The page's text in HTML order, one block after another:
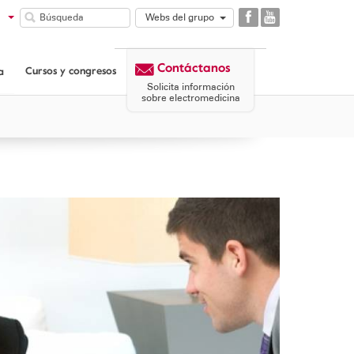
Webs del grupo
COMUNIDAD
GAES
CORPORATIVA
Cursos y congresos Contáctanos
Solicita información
sobre electromedicina